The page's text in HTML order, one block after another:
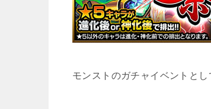
モンストのガチャイベントと